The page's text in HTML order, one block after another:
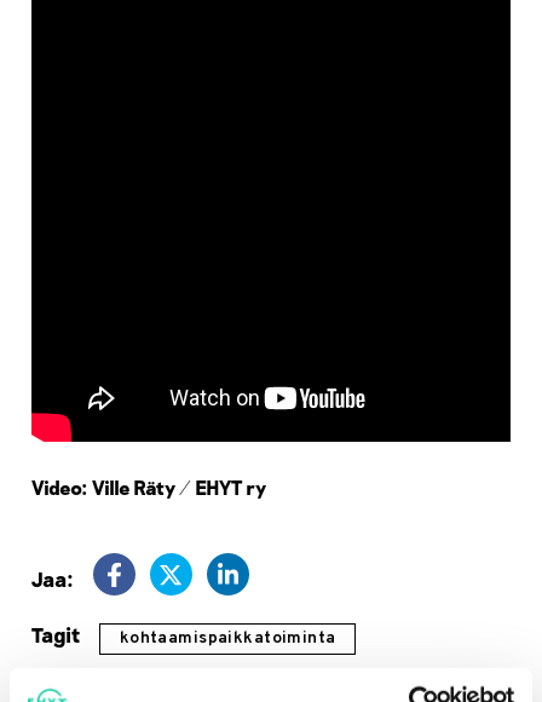
Video: Ville Räty / EHYT ry
Jaa:
Tagit kohtaamispaikkatoiminta